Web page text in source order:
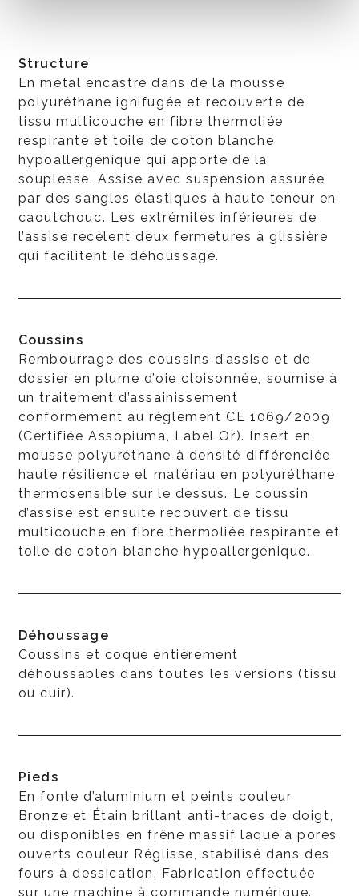
Structure
En métal encastré dans de la mousse
polyuréthane ignifugée et recouverte de
tissu multicouche en fibre thermoliée
respirante et toile de coton blanche
hypoallergénique qui apporte de la
souplesse. Assise avec suspension assurée
par des sangles élastiques à haute teneur en
caoutchouc. Les extrémités inférieures de
l’assise recèlent deux fermetures à glissière
qui facilitent le déhoussage.
Coussins
Rembourrage des coussins d’assise et de
dossier en plume d’oie cloisonnée, soumise à
un traitement d’assainissement
conformément au règlement CE 1069/2009
(Certifiée Assopiuma, Label Or). Insert en
mousse polyuréthane à densité différenciée
haute résilience et matériau en polyuréthane
thermosensible sur le dessus. Le coussin
d’assise est ensuite recouvert de tissu
multicouche en fibre thermoliée respirante et
toile de coton blanche hypoallergénique.
Déhoussage
Coussins et coque entièrement
déhoussables dans toutes les versions (tissu
ou cuir).
Pieds
En fonte d’aluminium et peints couleur
Bronze et Étain brillant anti-traces de doigt,
ou disponibles en frêne massif laqué à pores
ouverts couleur Réglisse, stabilisé dans des
fours à dessication. Fabrication effectuée
sur une machine à commande numérique.